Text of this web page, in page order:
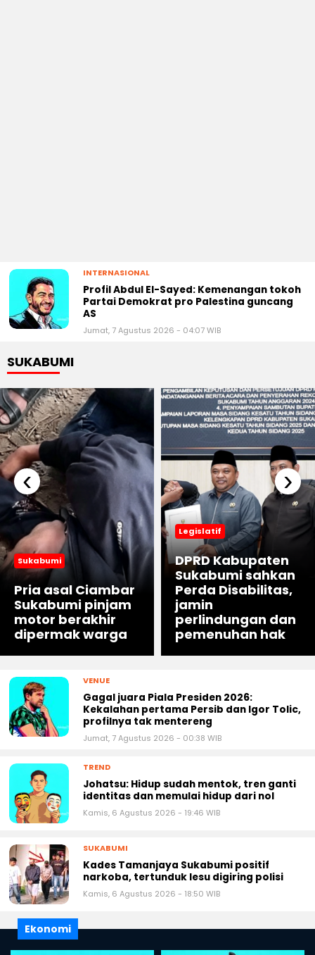
INTERNASIONAL
Profil Abdul El-Sayed: Kemenangan tokoh
Partai Demokrat pro Palestina guncang
AS
Jumat, 7 Agustus 2026 - 04:07 WIB
SUKABUMI
Sukabumi
Pria asal Ciambar
Sukabumi pinjam
motor berakhir
dipermak warga
Legislatif
DPRD Kabupaten
Sukabumi sahkan
Perda Disabilitas,
jamin
perlindungan dan
pemenuhan hak
‹ ›
VENUE
Gagal juara Piala Presiden 2026:
Kekalahan pertama Persib dan Igor Tolic,
profilnya tak mentereng
Jumat, 7 Agustus 2026 - 00:38 WIB
TREND
Johatsu: Hidup sudah mentok, tren ganti
identitas dan memulai hidup dari nol
Kamis, 6 Agustus 2026 - 19:46 WIB
SUKABUMI
Kades Tamanjaya Sukabumi positif
narkoba, tertunduk lesu digiring polisi
Kamis, 6 Agustus 2026 - 18:50 WIB
Ekonomi